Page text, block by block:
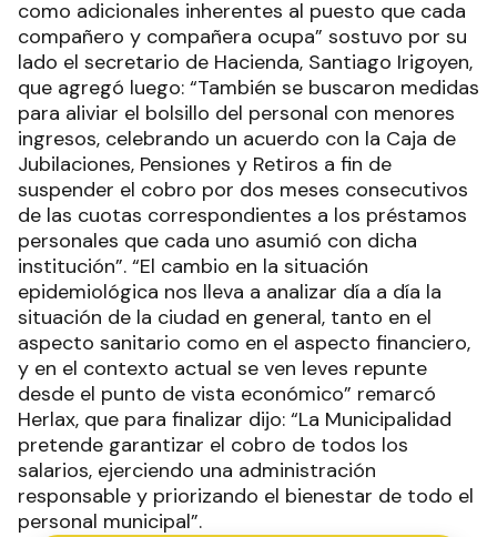
como adicionales inherentes al puesto que cada
compañero y compañera ocupa” sostuvo por su
lado el secretario de Hacienda, Santiago Irigoyen,
que agregó luego: “También se buscaron medidas
para aliviar el bolsillo del personal con menores
ingresos, celebrando un acuerdo con la Caja de
Jubilaciones, Pensiones y Retiros a fin de
suspender el cobro por dos meses consecutivos
de las cuotas correspondientes a los préstamos
personales que cada uno asumió con dicha
institución”. “El cambio en la situación
epidemiológica nos lleva a analizar día a día la
situación de la ciudad en general, tanto en el
aspecto sanitario como en el aspecto financiero,
y en el contexto actual se ven leves repunte
desde el punto de vista económico” remarcó
Herlax, que para finalizar dijo: “La Municipalidad
pretende garantizar el cobro de todos los
salarios, ejerciendo una administración
responsable y priorizando el bienestar de todo el
personal municipal”.